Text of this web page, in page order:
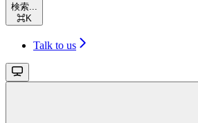
検索...
⌘K
Talk to us